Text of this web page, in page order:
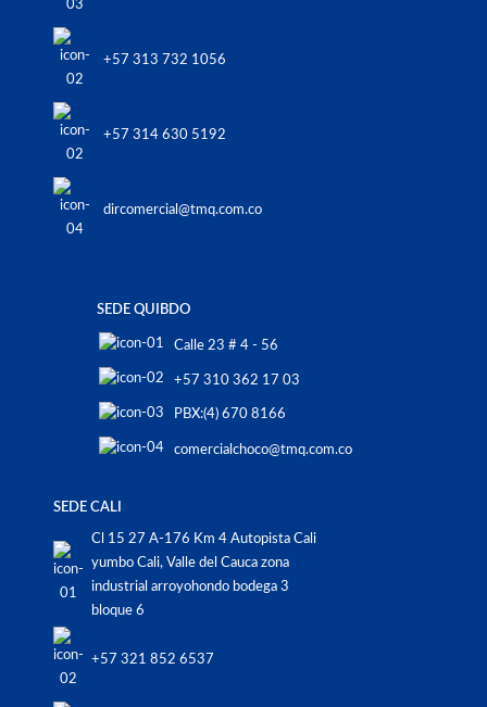
+57 313 732 1056
+57 314 630 5192
dircomercial@tmq.com.co
SEDE QUIBDO
Calle 23 # 4 - 56
+57 310 362 17 03
PBX:(4) 670 8166
comercialchoco@tmq.com.co
SEDE CALI
Cl 15 27 A-176 Km 4 Autopista Cali
yumbo Cali, Valle del Cauca zona
industrial arroyohondo bodega 3
bloque 6
+57 321 852 6537